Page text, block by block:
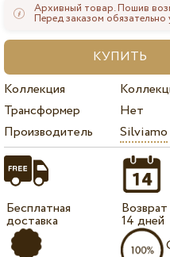
Архивный товар. Пошив
Перед заказом обязательно
Коллекция
Трансформер
Нет
Производитель
Silviamo
Бесплатная
доставка
14 дней